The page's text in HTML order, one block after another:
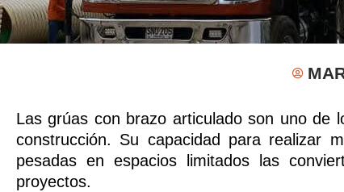
Las grúas con brazo articulado son uno de
construcción. Su capacidad para realizar
pesadas en espacios limitados las
proyectos.